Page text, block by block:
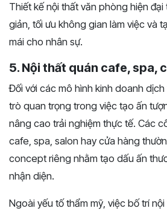
Thiết kế nội thất văn phòng hiện
giản, tối ưu không gian làm việc và
mái cho nhân sự.
5. Nội thất quán cafe, spa,
Đối với các mô hình kinh doanh
trò quan trọng trong việc tạo ấn
nâng cao trải nghiệm thực tế. Các
cafe, spa, salon hay cửa hàng
concept riêng nhằm tạo dấu ấn
nhận diện.
Ngoài yếu tố thẩm mỹ, việc bố trí